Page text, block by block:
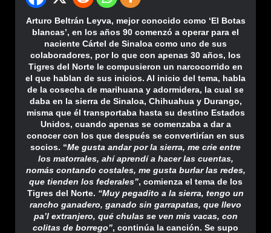
Arturo Beltrán Leyva, mejor conocido como ‘El Botas
blancas’, en los años 90 comenzó a operar para el
naciente Cártel de Sinaloa como uno de sus
colaboradores, por lo que con apenas 30 años, los
Tigres del Norte le compusieron un narcocorrido en
el que hablan de sus inicios. Al inicio del tema, habla
de la cosecha de marihuana y adormidera, la cual se
daba en la sierra de Sinaloa, Chihuahua y Durango,
misma que él transportaba hasta su destino Estados
Unidos, cuando apenas se comenzaba a dar a
conocer con los que después se convertirían en sus
socios. “Me gusta andar por la sierra, me crie entre
los matorrales, ahí aprendí a hacer las cuentas,
nomás contando costales, me gusta burlar las redes,
que tienden los federales”, comienza el tema de los
Tigres del Norte. “Muy pegadito a la sierra, tengo un
rancho ganadero, ganado sin garrapatas, que llevo
pa’l extranjero, qué chulas se ven mis vacas, con
colitas de borrego”, continúa la canción. Se supo